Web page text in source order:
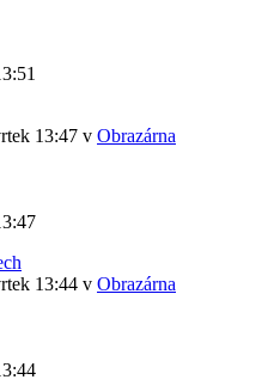
13:47 v Obrazárna
13:44 v Obrazárna